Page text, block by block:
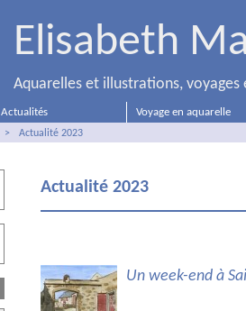
Elisabeth
Aquarelles et illustrations, voyages
Actualités Voyage en aquarelle
> Actualité 2023
Actualité 2023
Un week-end à